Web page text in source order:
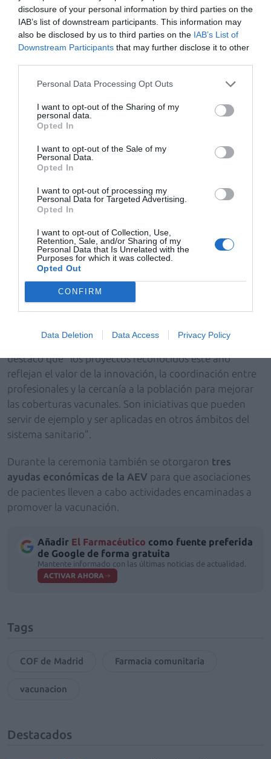
disclosure of your personal information by third parties on the
IAB’s list of downstream participants. This information may
also be disclosed by us to third parties on the IAB’s List of
Downstream Participants that may further disclose it to other
Personal Data Processing Opt Outs
I want to opt-out of the Sharing of my
personal data.
Opted In
I want to opt-out of the Sale of my
Personal Data.
Opted In
I want to opt-out of processing my
Personal Data for Targeted Advertising.
Opted In
I want to opt-out of Collection, Use,
Retention, Sale, and/or Sharing of my
Personal Data that Is Unrelated with the
Purposes for which it was collected.
Opted Out
CONFIRM
Data Deletion Data Access Privacy Policy
vacunado en la campaña anterior.
Además, de las832 personas captadaspor las
expresó que no se vacunó en la anterior campaña,
refiriendo como causa principal la no recomendación
por parte de su profesional sanitario de referencia.
Acto de entrega de premios
El acto de entrega de los
innovadores en diferentes categorías, tuvo lugar en la
Real Academia Nacional de Medicina de España
profesionales de la salud, además de miembros de la
Junta Directiva de la AEV. La entrega de los premios
corrió a cargo de
Relaciones con Sociedades Científicas de la AEV, y de
Rosario Cáceres, tesorera de la asociación
A esta edición concurrieron un total de
presidente de la AEV, Jaime Pérez
destacó que “los proyectos reconocidos este año
reflejan el valor de la innovación, la coordinación entre
profesionales y la cercanía a la población para mejorar
las coberturas vacunales. Son iniciativas que pueden
servir de ejemplo y ser aplicadas en otros ámbitos del
sistema sanitario”.
Durante la ceremonia también se otorgaron tres
ayudas económicas de la AEV para que asociaciones
de pacientes lleven a cabo actividades encaminadas a
promover la vacunación.
Añadir El Farmacéutico como fuente preferida
de Google de forma gratuita
Mantente informado con las últimas noticias de actualidad.
ACTIVAR AHORA
Tags
COF de Madrid Farmacia comunitaria
vacunacion
Destacados